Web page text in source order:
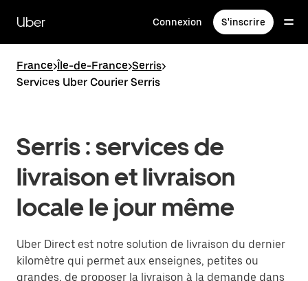
contenu
principal
Uber Connexion S'inscrire
France>Île-de-France>Serris>
Services Uber Courier Serris
Serris : services de
livraison et livraison
locale le jour même
Uber Direct est notre solution de livraison du dernier
kilomètre qui permet aux enseignes, petites ou
grandes, de proposer la livraison à la demande dans